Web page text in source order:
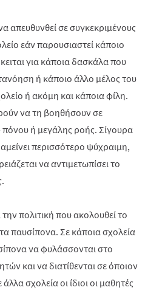
απευθυνθεί σε συγκεκριμένους
εάν παρουσιαστεί κάποιο
για κάποια δασκάλα που
ή κάποιο άλλο μέλος του
ή ακόμη και κάποια φίλη.
να τη βοηθήσουν σε
ή μεγάλης ροής. Σίγουρα
περισσότερο ψύχραιμη,
να αντιμετωπίσει το
πολιτική που ακολουθεί το
παυσίπονα. Σε κάποια σχολεία
να φυλάσσονται στο
και να διατίθενται σε όποιον
σχολεία οι ίδιοι οι μαθητές